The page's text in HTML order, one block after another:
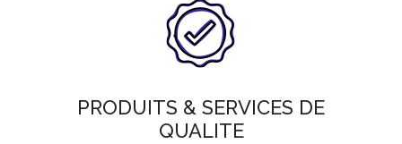
PRODUITS & SERVICES DE
QUALITE